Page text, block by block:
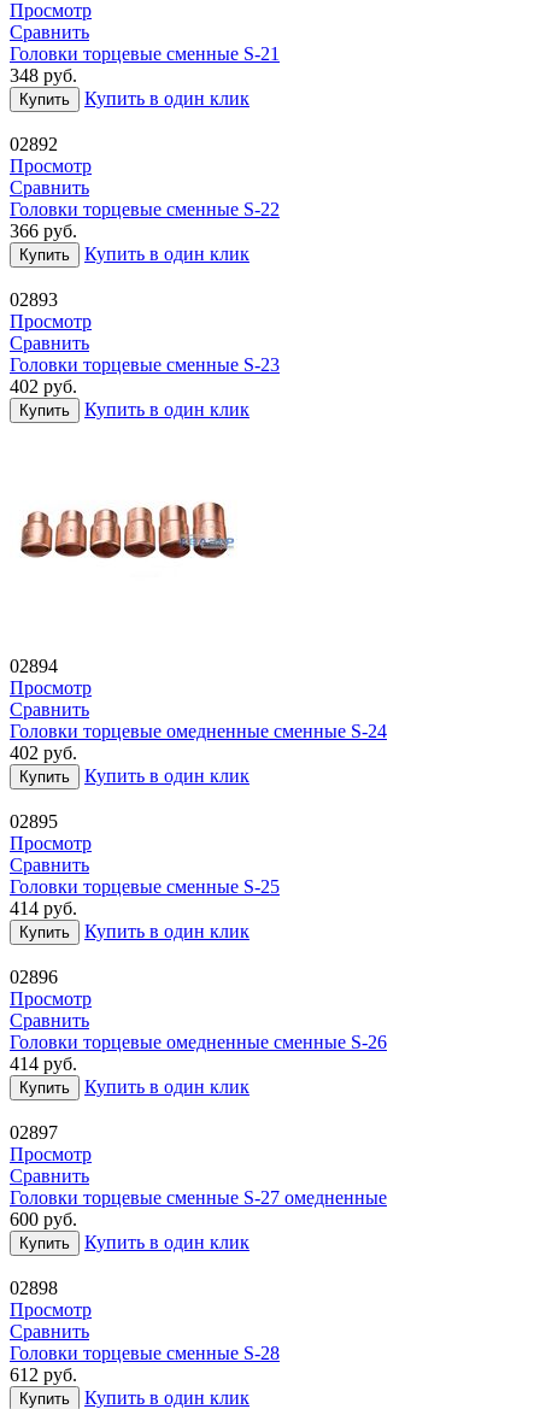
Просмотр
Сравнить
Головки торцевые сменные S-21
348 руб.
Купить Купить в один клик
02892
Просмотр
Сравнить
Головки торцевые сменные S-22
366 руб.
Купить Купить в один клик
02893
Просмотр
Сравнить
Головки торцевые сменные S-23
402 руб.
Купить Купить в один клик
02894
Просмотр
Сравнить
Головки торцевые омедненные сменные S-24
402 руб.
Купить Купить в один клик
02895
Просмотр
Сравнить
Головки торцевые сменные S-25
414 руб.
Купить Купить в один клик
02896
Просмотр
Сравнить
Головки торцевые омедненные сменные S-26
414 руб.
Купить Купить в один клик
02897
Просмотр
Сравнить
Головки торцевые сменные S-27 омедненные
600 руб.
Купить Купить в один клик
02898
Просмотр
Сравнить
Головки торцевые сменные S-28
612 руб.
Купить Купить в один клик